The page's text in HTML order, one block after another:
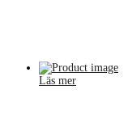
Läs mer